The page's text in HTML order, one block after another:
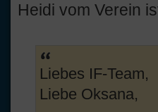
Heidi vom Verein
Liebes IF-Team,
Liebe Oksana,